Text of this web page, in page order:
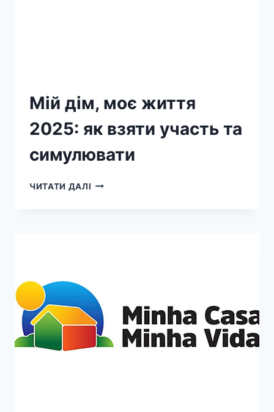
Мій дім, моє життя
2025: як взяти участь та
симулювати
ЧИТАТИ ДАЛІ